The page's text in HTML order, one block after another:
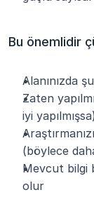
Bu önemlidir
Alanınızda
Zaten
iyi yapılmışsa)
(böylece
Mevcut bilgi
olur